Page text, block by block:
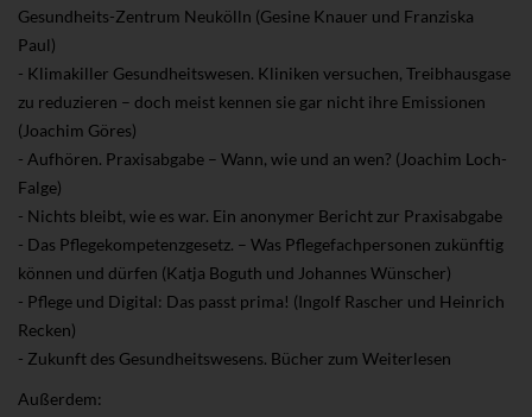
Gesundheits-Zentrum Neukölln (Gesine Knauer und Franziska
Paul)
- Klimakiller Gesundheitswesen. Kliniken versuchen, Treibhausgase
zu reduzieren – doch meist kennen sie gar nicht ihre Emissionen
(Joachim Göres)
- Aufhören. Praxisabgabe – Wann, wie und an wen? (Joachim Loch-
Falge)
- Nichts bleibt, wie es war. Ein anonymer Bericht zur Praxisabgabe
- Das Pflegekompetenzgesetz. – Was Pflegefachpersonen zukünftig
können und dürfen (Katja Boguth und Johannes Wünscher)
- Pflege und Digital: Das passt prima! (Ingolf Rascher und Heinrich
Recken)
- Zukunft des Gesundheitswesens. Bücher zum Weiterlesen
Außerdem: